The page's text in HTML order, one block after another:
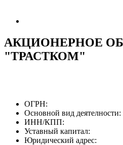
АКЦИОНЕРНОЕ
"ТРАСТКОМ"
ОГРН:
Основной вид деятелности:
ИНН/КПП:
Уставный капитал:
Юридический адрес: